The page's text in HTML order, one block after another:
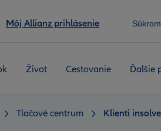
Môj Allianz prihlásenie
Život Cestovanie Ďalšie
Tlačové centrum Klienti